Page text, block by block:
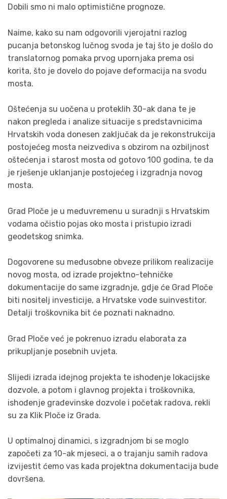
Dobili smo ni malo optimistične prognoze.
Naime, kako su nam odgovorili vjerojatni razlog
pucanja betonskog lučnog svoda je taj što je došlo do
translatornog pomaka prvog upornjaka prema osi
korita, što je dovelo do pojave deformacija na svodu
mosta.
Oštećenja su uočena u proteklih 30-ak dana te je
nakon pregleda i analize situacije s predstavnicima
Hrvatskih voda donesen zaključak da je rekonstrukcija
postojećeg mosta neizvediva s obzirom na ozbiljnost
oštećenja i starost mosta od gotovo 100 godina, te da
je rješenje uklanjanje postojećeg i izgradnja novog
mosta.
Grad Ploče je u međuvremenu u suradnji s Hrvatskim
vodama očistio pojas oko mosta i pristupio izradi
geodetskog snimka.
Dogovorene su međusobne obveze prilikom realizacije
novog mosta, od izrade projektno-tehničke
dokumentacije do same izgradnje, gdje će Grad Ploče
biti nositelj investicije, a Hrvatske vode suinvestitor.
Detalji troškovnika bit će poznati naknadno.
Grad Ploče već je pokrenuo izradu elaborata za
prikupljanje posebnih uvjeta.
Slijedi izrada idejnog projekta te ishođenje lokacijske
dozvole, a potom i glavnog projekta i troškovnika,
ishođenje građevinske dozvole i početak radova, rekli
su za Klik Ploče iz Grada.
U optimalnoj dinamici, s izgradnjom bi se moglo
započeti za 10-ak mjeseci, a o trajanju samih radova
izvijestit ćemo vas kada projektna dokumentacija bude
dovršena.